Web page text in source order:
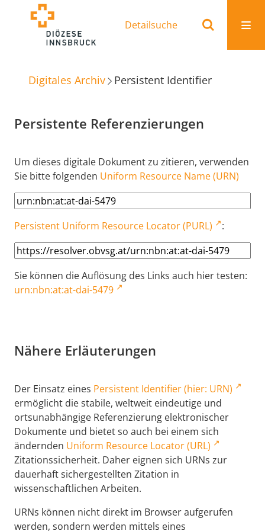
Detailsuche
Digitales Archiv Persistent Identifier
Persistente Referenzierungen
Um dieses digitale Dokument zu zitieren, verwenden
Sie bitte folgenden Uniform Resource Name (URN)
Persistent Uniform Resource Locator (PURL) :
Sie können die Auflösung des Links auch hier testen:
urn:nbn:at:at-dai-5479
Nähere Erläuterungen
Der Einsatz eines Persistent Identifier (hier: URN)
ermöglicht die stabile, weltweit eindeutige und
ortsunabhängige Referenzierung elektronischer
Dokumente und bietet so auch bei einem sich
ändernden Uniform Resource Locator (URL)
Zitationssicherheit. Daher eignen sich URNs zur
dauerhaft sichergestellten Zitation in
wissenschaftlichen Arbeiten.
URNs können nicht direkt im Browser aufgerufen
werden, sondern werden mittels eines